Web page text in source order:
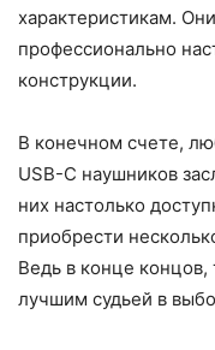
характеристикам.
профессионально
конструкции.
В конечном счете,
USB-C наушников
них настолько
приобрести
Ведь в конце концов,
лучшим судьей в